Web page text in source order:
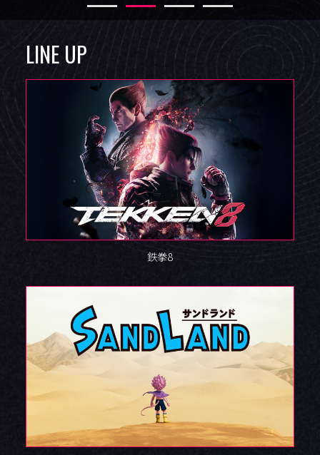
LINE UP
鉄拳8